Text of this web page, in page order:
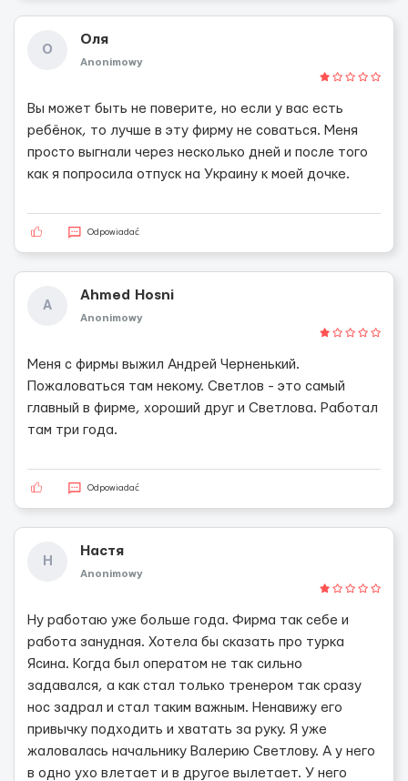
О
Оля
Anonimowy
Вы может быть не поверите, но если у вас есть
ребёнок, то лучше в эту фирму не соваться. Меня
просто выгнали через несколько дней и после того
как я попросила отпуск на Украину к моей дочке.
Odpowiadać
A
Ahmed Hosni
Anonimowy
Меня с фирмы выжил Андрей Черненький.
Пожаловаться там некому. Светлов - это самый
главный в фирме, хороший друг и Светлова. Работал
там три года.
Odpowiadać
Н
Настя
Anonimowy
Ну работаю уже больше года. Фирма так себе и
работа занудная. Хотела бы сказать про турка
Ясина. Когда был оператом не так сильно
задавался, а как стал только тренером так сразу
нос задрал и стал таким важным. Ненавижу его
привычку подходить и хватать за руку. Я уже
жаловалась начальнику Валерию Светлову. А у него
в одно ухо влетает и в другое вылетает. У него